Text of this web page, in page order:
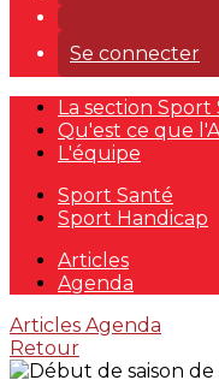
Se connecter
La section Sport
Qu'est ce que
L'équipe
Sport Santé
Sport Handicap
Articles
Agenda
Articles Agenda
Retour